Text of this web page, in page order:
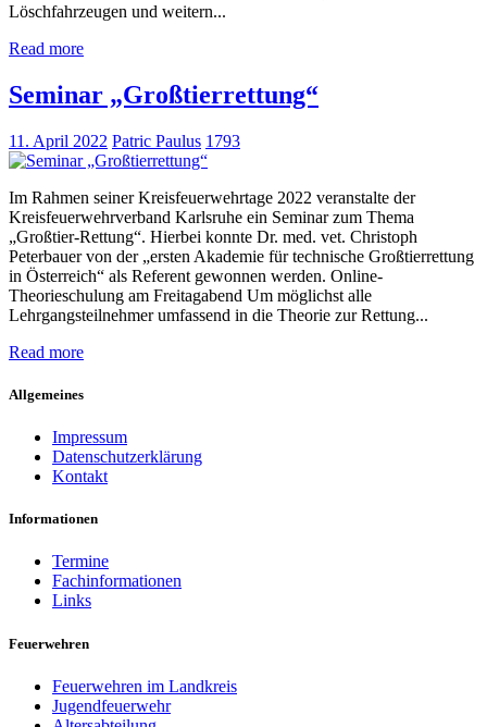
Löschfahrzeugen und weitern...
Read more
Seminar „Großtierrettung“
11. April 2022 Patric Paulus 1793
Im Rahmen seiner Kreisfeuerwehrtage 2022 veranstalte der
Kreisfeuerwehrverband Karlsruhe ein Seminar zum Thema
„Großtier-Rettung“. Hierbei konnte Dr. med. vet. Christoph
Peterbauer von der „ersten Akademie für technische Großtierrettung
in Österreich“ als Referent gewonnen werden. Online-
Theorieschulung am Freitagabend Um möglichst alle
Lehrgangsteilnehmer umfassend in die Theorie zur Rettung...
Read more
Allgemeines
Impressum
Datenschutzerklärung
Kontakt
Informationen
Termine
Fachinformationen
Links
Feuerwehren
Feuerwehren im Landkreis
Jugendfeuerwehr